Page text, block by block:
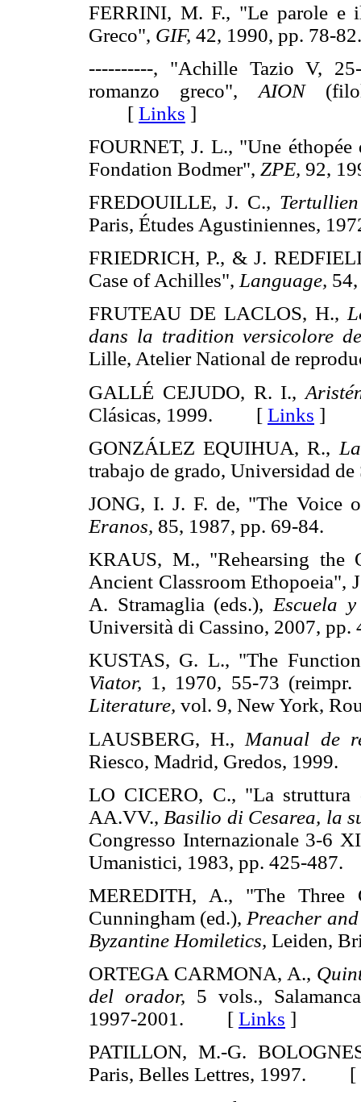
FERRINI, M. F., "Le parole e
Greco", GIF, 42, 1990, pp.
----------, "Achille Tazio V,
romanzo greco", AION
[ Links ]
FOURNET, J. L., "Une
Fondation Bodmer", ZPE, 92,
FREDOUILLE, J. C.,
Paris, Études
FRIEDRICH, P., & J.
Case of Achilles", Language,
FRUTEAU DE LACLOS, H.,
dans la tradition versicolore
Lille, Atelier National de
GALLÉ CEJUDO, R. I.,
Clásicas, 1999. [ Links ]
GONZÁLEZ EQUIHUA, R.,
trabajo de grado, Universidad
JONG, I. J. F. de, "The Voice
Eranos, 85, 1987, pp. 69-
KRAUS, M., "Rehearsing the
Ancient Classroom Ethopoeia",
A. Stramaglia (eds.), Escuela
Università di Cassino, 2007,
KUSTAS, G. L., "The
Viator, 1, 1970, 55-73
Literature, vol. 9, New York,
LAUSBERG, H., Manual de
Riesco, Madrid, Gredos,
LO CICERO, C., "La
AA.VV., Basilio di Cesarea, la
Congresso Internazionale 3-6
Umanistici, 1983, pp. 425-
MEREDITH, A., "The Three
Cunningham (ed.), Preacher
Byzantine Homiletics, Leiden,
ORTEGA CARMONA, A.,
del orador, 5 vols.,
1997-2001. [ Links ]
PATILLON, M.-G.
Paris, Belles Lettres, 1997. [